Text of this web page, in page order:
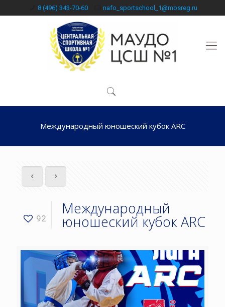
8 (496) 343-70-60 nafo_sportschool_1@mosreg.ru
Международный юношеский кубок ARC
92
Международный
юношеский кубок ARC